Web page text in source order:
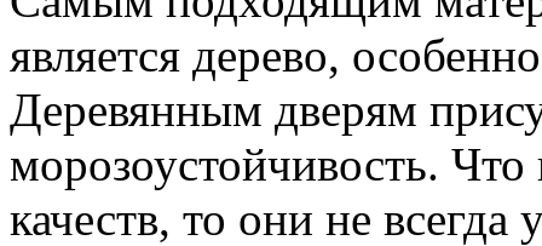
является дерево,
Деревянным дверям
морозоустойчивость. Что
качеств, то они не всегда